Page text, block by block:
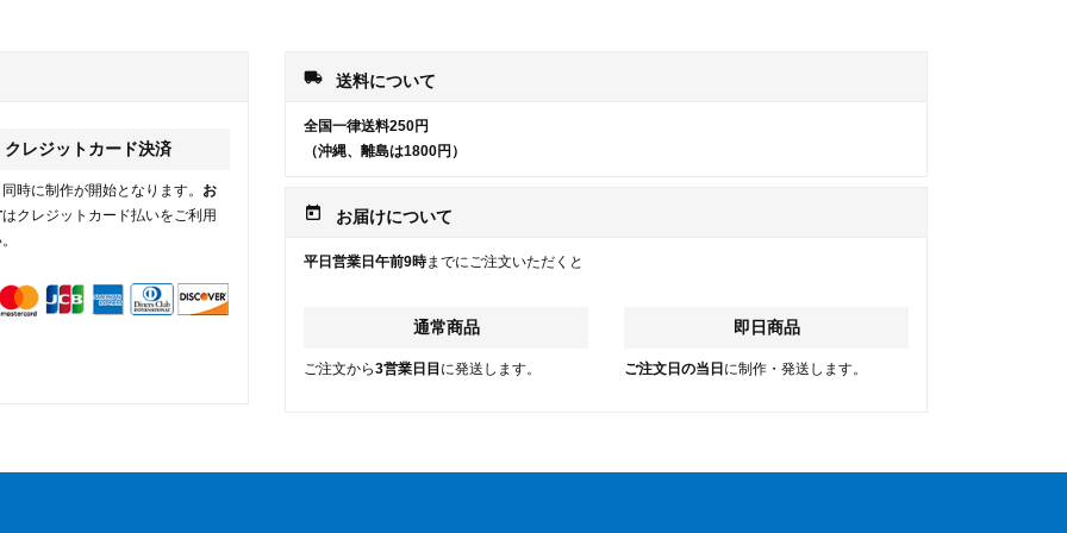
クレジットカード決済
時に制作が開始となります。 お
はクレジットカード払いをご利用
local_shipping 送料について
全国一律送料250円
（沖縄、離島は1800円）
today お届けについて
平日営業日午前9時までにご注文いただくと
通常商品
ご注文から3営業日目 に発送します。
即日商品
ご注文日の当日 に制作・発送します。